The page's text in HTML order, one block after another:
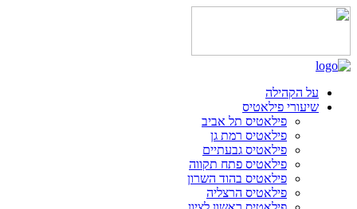
על הקהילה
שיעורי פילאטיס
פילאטיס תל אביב
פילאטיס רמת גן
פילאטיס גבעתיים
פילאטיס פתח תקווה
פילאטיס בהוד השרון
פילאטיס הרצליה